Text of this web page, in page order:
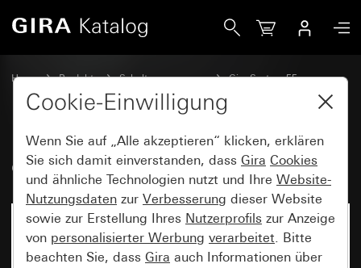
Home Produkte Schalterprogramme
Gira System 55
Schalten und Tasten
eNet Funk Bedienaufsatz
Cookie-Einwilligung
Wenn Sie auf „Alle akzeptieren“ klicken, erklären
Sie sich damit einverstanden, dass Gira Cookies
und ähnliche Technologien nutzt und Ihre Website-
Nutzungsdaten zur Verbesserung dieser Website
sowie zur Erstellung Ihres Nutzerprofils zur Anzeige
von personalisierter Werbung verarbeitet. Bitte
beachten Sie, dass Gira auch Informationen über